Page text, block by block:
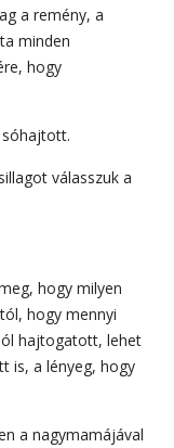
a remény, a
minden
hogy
válasszuk a
hogy milyen
hogy mennyi
hajtogatott, lehet
is, a lényeg, hogy
a nagymamájával